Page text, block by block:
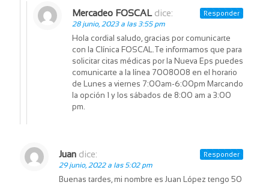
Mercadeo FOSCAL dice:
28 junio, 2023 a las 3:55 pm
Hola cordial saludo, gracias por comunicarte
con la Clínica FOSCAL.Te informamos que para
solicitar citas médicas por la Nueva Eps puedes
comunicarte a la línea 7008008 en el horario
de Lunes a viernes 7:00am-6:00pm Marcando
la opción 1 y los sábados de 8:00 am a 3:00
pm.
Responder
Juan dice:
29 junio, 2022 a las 5:02 pm
Buenas tardes, mi nombre es Juan López tengo 50
Responder